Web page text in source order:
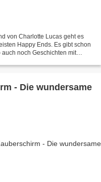
von Charlotte Lucas geht es
Happy Ends. Es gibt schon
noch Geschichten mit
- Die wundersame